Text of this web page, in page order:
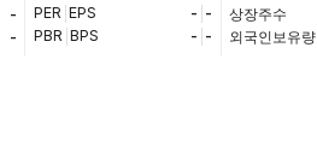
-
-
PER EPS - -
PBR BPS - -
상장주수
외국인보유량